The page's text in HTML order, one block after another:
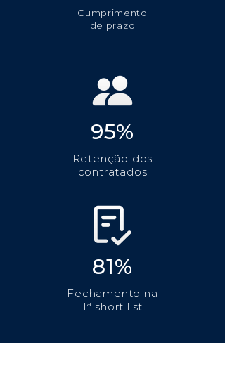
Cumprimento
de prazo
95%
Retenção dos
contratados
81%
Fechamento na
1ª short list